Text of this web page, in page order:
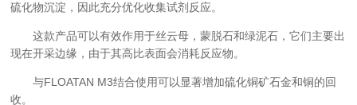
硫化物沉淀，因此充分优化收集试剂反应。
这款产品可以有效作用于丝云母，蒙脱石和绿泥石，它们主要出
现在开采边缘，由于其高比表面会消耗反应物。
与FLOATAN M3结合使用可以显著增加硫化铜矿石金和铜的回
收。